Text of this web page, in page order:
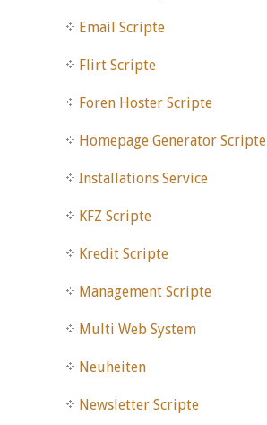
Email Scripte
Flirt Scripte
Foren Hoster Scripte
Homepage Generator Scripte
Installations Service
KFZ Scripte
Kredit Scripte
Management Scripte
Multi Web System
Neuheiten
Newsletter Scripte